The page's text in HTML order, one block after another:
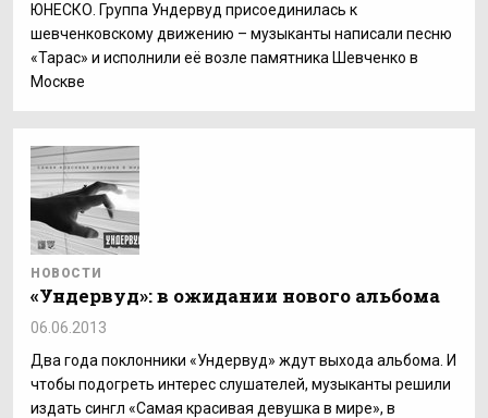
ЮНЕСКО. Группа Ундервуд присоединилась к
шевченковскому движению – музыканты написали песню
«Тарас» и исполнили её возле памятника Шевченко в
Москве
НОВОСТИ
«Ундервуд»: в ожидании нового альбома
06.06.2013
Два года поклонники «Ундервуд» ждут выхода альбома. И
чтобы подогреть интерес слушателей, музыканты решили
издать сингл «Самая красивая девушка в мире», в